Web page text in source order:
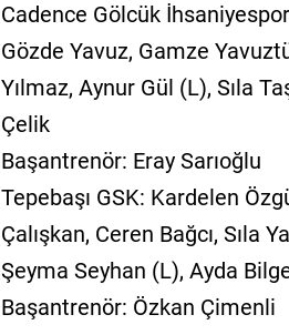
Cadence Gölcük
Gözde Yavuz, Gamze
Yılmaz, Aynur Gül (L), Sıla
Çelik
Başantrenör: Eray Sarıoğlu
Tepebaşı GSK: Kardelen
Çalışkan, Ceren Bağcı, Sıla
Şeyma Seyhan (L), Ayda
Başantrenör: Özkan Çimenli